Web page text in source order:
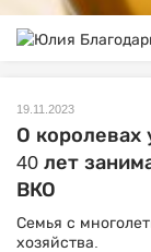
19.11.2023
О королевах
40 лет
ВКО
Семья с
хозяйства.